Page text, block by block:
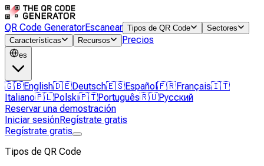
QR Code GeneratorEscanear Tipos de QR Code
Sectores
Características
Recursos Precios
es
🇬🇧English🇩🇪Deutsch🇪🇸Español 🇫🇷Français🇮🇹
Italiano🇵🇱Polski🇵🇹Português🇷🇺Русский
Reservar una demostración
Iniciar sesiónRegístrate gratis
Regístrate gratis
Tipos de QR Code